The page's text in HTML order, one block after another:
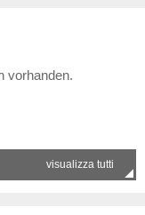
vorhanden.
visualizza tutti